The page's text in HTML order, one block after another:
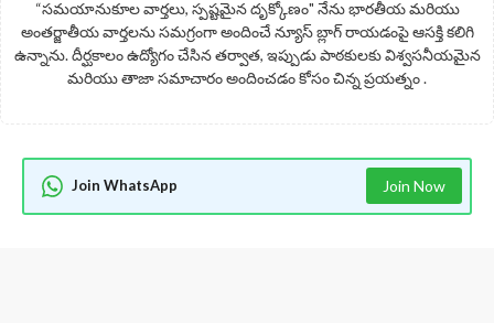
“సమయానుకూల వార్తలు, స్పష్టమైన దృక్కోణం" నేను భారతీయ మరియు
అంతర్జాతీయ వార్తలను సమగ్రంగా అందించే న్యూస్ బ్లాగ్ రాయడంపై ఆసక్తి కలిగి
ఉన్నాను. దీర్ఘకాలం ఉద్యోగం చేసిన తర్వాత, ఇప్పుడు పాఠకులకు విశ్వసనీయమైన
మరియు తాజా సమాచారం అందించడం కోసం చిన్న ప్రయత్నం .
Join WhatsApp Join Now